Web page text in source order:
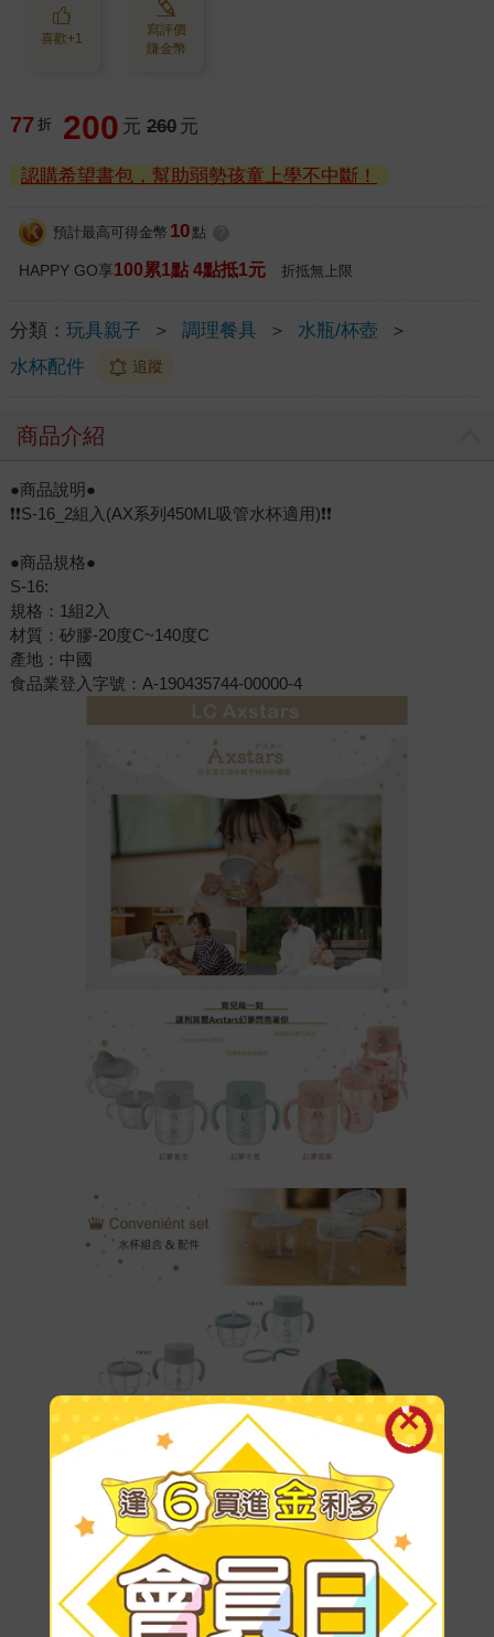
喜歡+1
寫評價
賺金幣
77 折 200 元 260 元
認購希望書包，幫助弱勢孩童上學不中斷！
預計最高可得金幣 10 點
HAPPY GO享100累1點 4點抵1元 折抵無上限
分類： 玩具親子 ＞ 調理餐具 ＞ 水瓶/杯壺
＞
水杯配件
追蹤
商品介紹
●商品說明●
❗❗S-16_2組入(AX系列450ML吸管水杯適用)❗❗
●商品規格●
S-16:
規格：1組2入
材質：矽膠-20度C~140度C
產地：中國
食品業登入字號：A-190435744-00000-4